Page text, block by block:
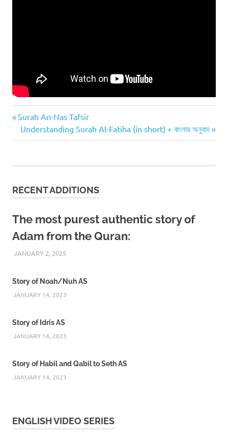
Post
navigation
Previous
Post:
Surah An-Nas Tafsir
Next
Post:
Understanding Surah Al-Fatiha (in short) + বাংলায় অনুবাদ
RECENT ADDITIONS
The most purest authentic story of
Adam from the Quran:
JANUARY 2, 2025REZWAN MAHBUB
Story of Noah/Nuh AS
JANUARY 14, 2023
Story of Idris AS
JANUARY 14, 2023
Story of Habil and Qabil to Seth AS
JANUARY 14, 2023
ENGLISH VIDEO SERIES